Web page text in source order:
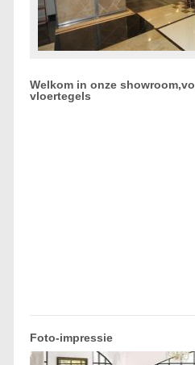
Welkom in onze
vloertegels
Foto-impressie